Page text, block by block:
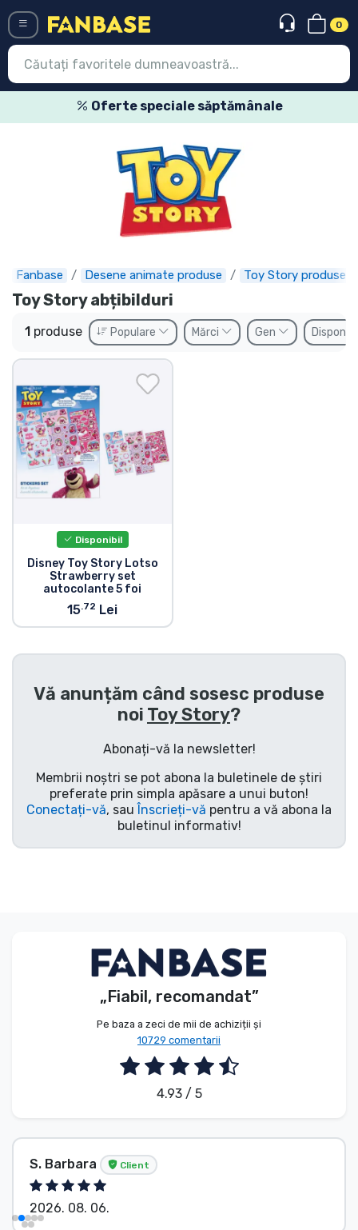
0
Oferte speciale săptămânale
Fanbase Desene animate produse Toy Story produse
Toy Story abțibilduri
1 produse Populare Mărci Gen
Disponibil
Disney Toy Story Lotso
Strawberry set
autocolante 5 foi
15.72 Lei
Vă anunțăm când sosesc produse
noi Toy Story?
Abonați-vă la newsletter!
Membrii noștri se pot abona la buletinele de știri
preferate prin simpla apăsare a unui buton!
Conectați-vă, sauÎnscrieți-vă pentru a vă abona la
buletinul informativ!
„Fiabil, recomandat”
Pe baza a zeci de mii de achiziții și
10729 comentarii
4.93 / 5
S. Barbara Client
2026. 08. 06.
Precomenzi
Outlet produse
Transport și plată
Sortare după serie
Sortare după filme
Sortare după desene animate
Sortare după Anime
Sortare după jocuri
Sortare după muzică
Mărci